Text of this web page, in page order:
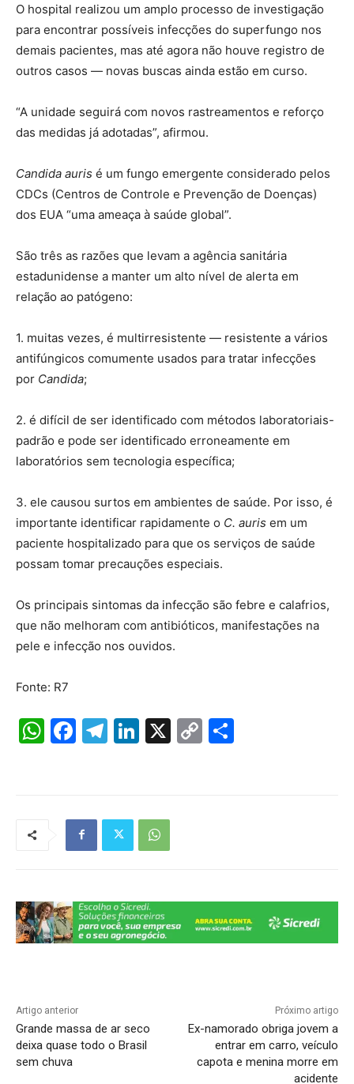
O hospital realizou um amplo processo de investigação
para encontrar possíveis infecções do superfungo nos
demais pacientes, mas até agora não houve registro de
outros casos — novas buscas ainda estão em curso.
“A unidade seguirá com novos rastreamentos e reforço
das medidas já adotadas”, afirmou.
Candida auris é um fungo emergente considerado pelos
CDCs (Centros de Controle e Prevenção de Doenças)
dos EUA “uma ameaça à saúde global”.
São três as razões que levam a agência sanitária
estadunidense a manter um alto nível de alerta em
relação ao patógeno:
1. muitas vezes, é multirresistente — resistente a vários
antifúngicos comumente usados ​​para tratar infecções
por Candida;
2. é difícil de ser identificado com métodos laboratoriais-
padrão e pode ser identificado erroneamente em
laboratórios sem tecnologia específica;
3. ele causou surtos em ambientes de saúde. Por isso, é
importante identificar rapidamente o C. auris em um
paciente hospitalizado para que os serviços de saúde
possam tomar precauções especiais.
Os principais sintomas da infecção são febre e calafrios,
que não melhoram com antibióticos, manifestações na
pele e infecção nos ouvidos.
Fonte: R7
W F
b
o
k
T
a
m
Li
dI
n
X
C
Artigo anterior
Grande massa de ar seco
deixa quase todo o Brasil
sem chuva
Próximo artigo
Ex-namorado obriga jovem a
entrar em carro, veículo
capota e menina morre em
acidente